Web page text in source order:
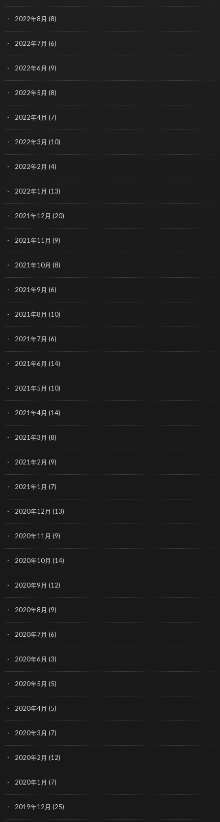
2022年8月 (8)
2022年7月 (6)
2022年6月 (9)
2022年5月 (8)
2022年4月 (7)
2022年3月 (10)
2022年2月 (4)
2022年1月 (13)
2021年12月 (20)
2021年11月 (9)
2021年10月 (8)
2021年9月 (6)
2021年8月 (10)
2021年7月 (6)
2021年6月 (14)
2021年5月 (10)
2021年4月 (14)
2021年3月 (8)
2021年2月 (9)
2021年1月 (7)
2020年12月 (13)
2020年11月 (9)
2020年10月 (14)
2020年9月 (12)
2020年8月 (9)
2020年7月 (6)
2020年6月 (3)
2020年5月 (5)
2020年4月 (5)
2020年3月 (7)
2020年2月 (12)
2020年1月 (7)
2019年12月 (25)